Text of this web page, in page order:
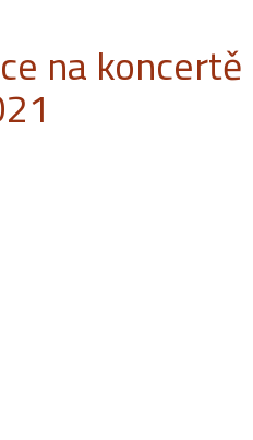
na koncertě